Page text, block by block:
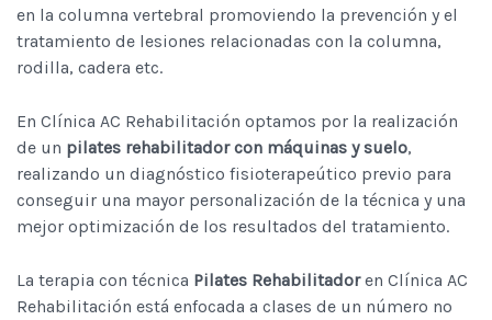
en la columna vertebral promoviendo la prevención y el
tratamiento de lesiones relacionadas con la columna,
rodilla, cadera etc.
En Clínica AC Rehabilitación optamos por la realización
de un pilates rehabilitador con máquinas y suelo,
realizando un diagnóstico fisioterapeútico previo para
conseguir una mayor personalización de la técnica y una
mejor optimización de los resultados del tratamiento.
La terapia con técnica Pilates Rehabilitadoren Clínica AC
Rehabilitación está enfocada a clases de un número no